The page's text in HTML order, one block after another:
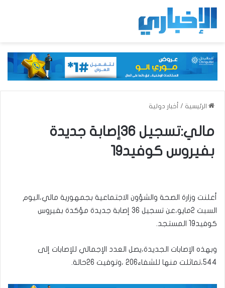
الرئيسية / أخبار دولية
مالي:تسجيل 36إصابة جديدة
بفيروس كوفيد19
أعلنت وزارة الصحة والشؤون الاجتماعية بجمهورية مالي،اليوم
السبت 2مايو،عن تسجيل 36 إصابة جديدة مؤكدة بفيروس
كوفيد19 المستجد.
وبهذه الإصابات الجديدة،يصل العدد الإجمالي للإصابات إلى
544،تماثلت منها للشفاء206 ،وتوفيت 26حالة.